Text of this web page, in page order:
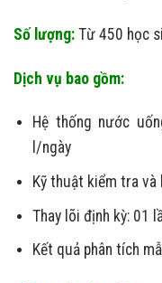
Số lượng: Từ 450 học
Dịch vụ bao gồm:
Hệ thống nước
l/ngày
Kỹ thuật kiểm tra
Thay lõi định kỳ: 01
Kết quả phân tích